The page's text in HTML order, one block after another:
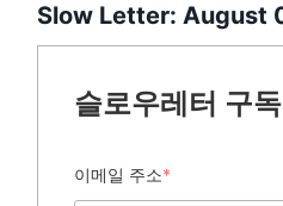
Slow Letter: August
슬로우레터 구
이메일 주소*